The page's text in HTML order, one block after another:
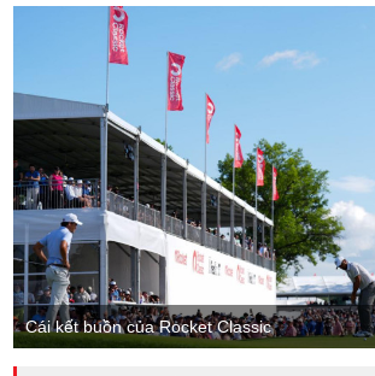
Cái kết buồn của Rocket Classic